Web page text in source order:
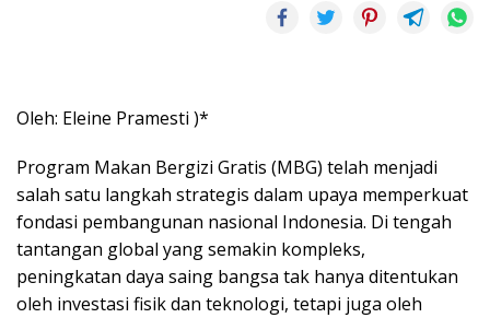
Oleh: Eleine Pramesti )*
Program Makan Bergizi Gratis (MBG) telah menjadi
salah satu langkah strategis dalam upaya memperkuat
fondasi pembangunan nasional Indonesia. Di tengah
tantangan global yang semakin kompleks,
peningkatan daya saing bangsa tak hanya ditentukan
oleh investasi fisik dan teknologi, tetapi juga oleh